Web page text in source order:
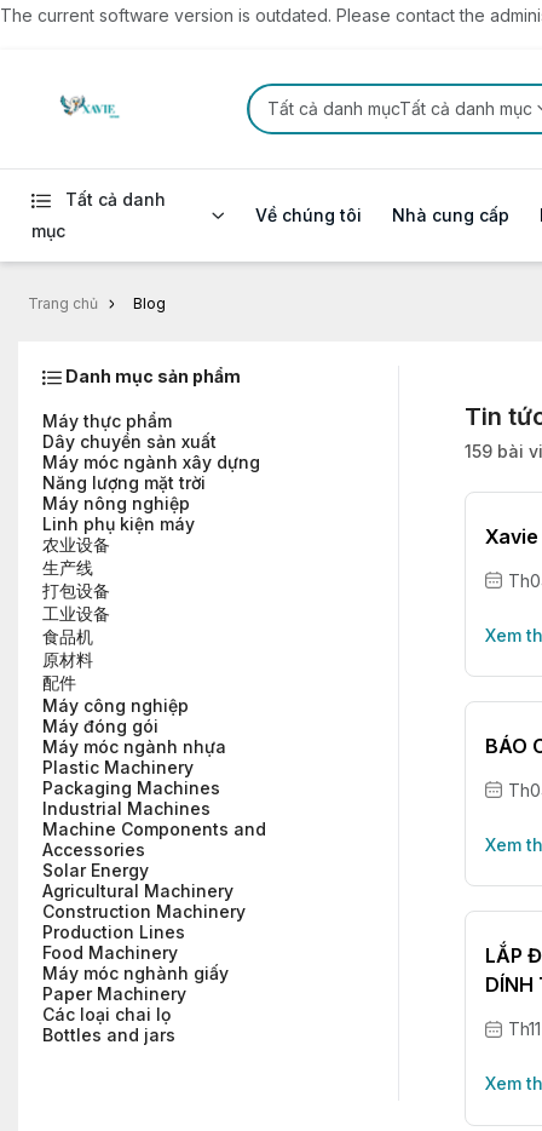
The current software version is outdated. Please contact the
Tất cả danh mụcTất cả danh mục
Tất cả danh
mục
Về chúng tôi Nhà cung cấp
Trang chủ Blog
Danh mục sản phẩm
Máy thực phẩm
Dây chuyền sản xuất
Máy móc ngành xây dựng
Năng lượng mặt trời
Máy nông nghiệp
Linh phụ kiện máy
农业设备
生产线
打包设备
工业设备
食品机
原材料
配件
Máy công nghiệp
Máy đóng gói
Máy móc ngành nhựa
Plastic Machinery
Packaging Machines
Industrial Machines
Machine Components and
Accessories
Solar Energy
Agricultural Machinery
Construction Machinery
Production Lines
Food Machinery
Máy móc nghành giấy
Paper Machinery
Các loại chai lọ
Bottles and jars
Tin
159 bài
Xem
BÁO
Xem
LẮP
DÍNH
Xem